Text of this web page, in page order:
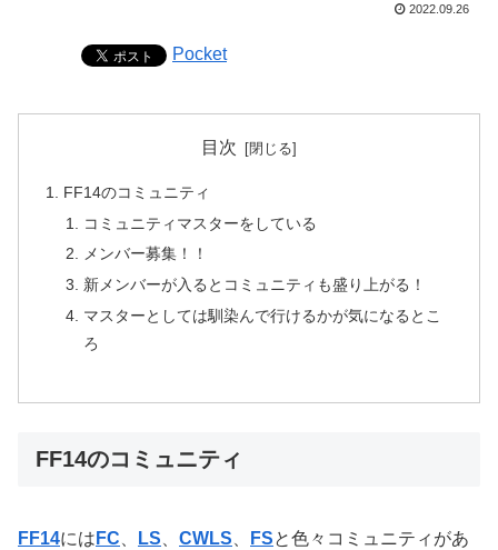
2022.09.26
Pocket
目次
FF14のコミュニティ
コミュニティマスターをしている
メンバー募集！！
新メンバーが入るとコミュニティも盛り上がる！
マスターとしては馴染んで行けるかが気になるとこ
ろ
FF14のコミュニティ
FF14には FC LS CWLS FSと色々コミュニティがあ